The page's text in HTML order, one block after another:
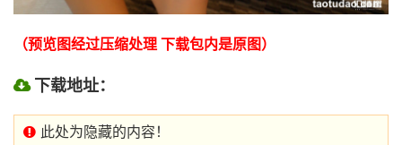
（预览图经过压缩处理 下载包内是原图）
下载地址：
此处为隐藏的内容！